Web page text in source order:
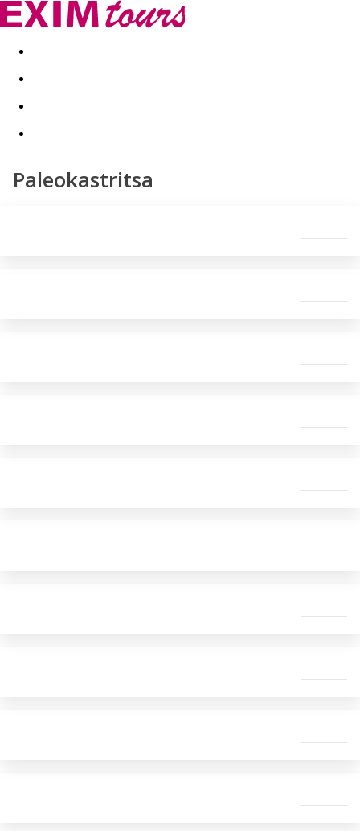
Akční nabídky Last minute
Paleokastritsa